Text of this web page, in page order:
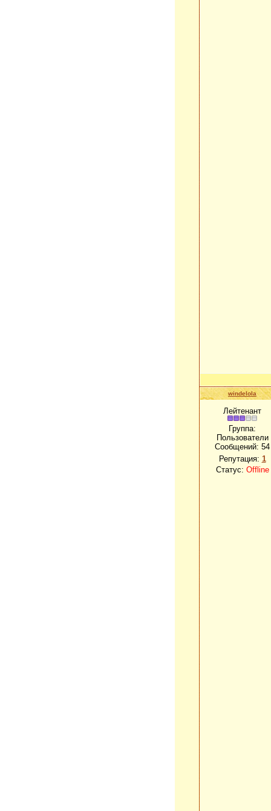
windelola
Лейтенант
Группа:
Пользователи
Сообщений: 54
Репутация: 1
Статус: Offline